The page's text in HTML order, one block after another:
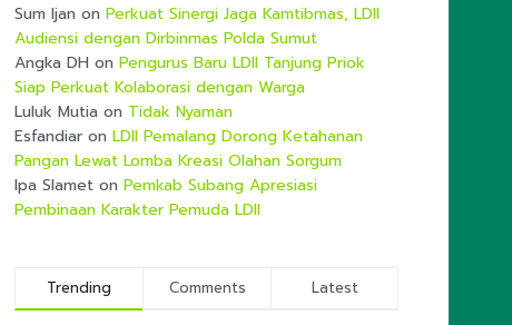
Sum Ijan on Perkuat Sinergi Jaga Kamtibmas, LDII
Audiensi dengan Dirbinmas Polda Sumut
Angka DH on Pengurus Baru LDII Tanjung Priok
Siap Perkuat Kolaborasi dengan Warga
Luluk Mutia on Tidak Nyaman
Esfandiar on LDII Pemalang Dorong Ketahanan
Pangan Lewat Lomba Kreasi Olahan Sorgum
Ipa Slamet on Pemkab Subang Apresiasi
Pembinaan Karakter Pemuda LDII
Trending Comments Latest